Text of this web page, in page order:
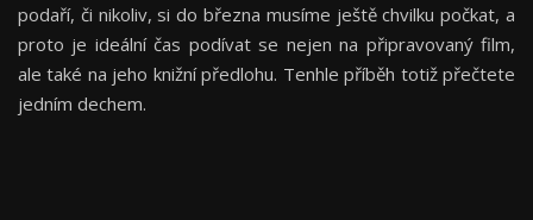
podaří, či nikoliv, si do března musíme ještě chvilku počkat, a
proto je ideální čas podívat se nejen na připravovaný film,
ale také na jeho knižní předlohu. Tenhle příběh totiž přečtete
jedním dechem.